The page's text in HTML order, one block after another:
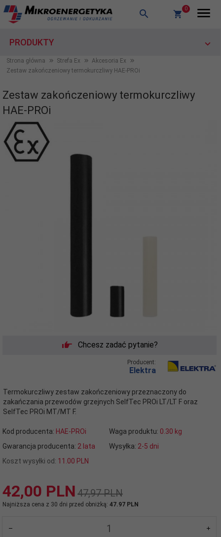
0
PRODUKTY
Strona główna Strefa Ex
Akcesoria Ex
Zestaw zakończeniowy termokurczliwy HAE-PROi
Zestaw zakończeniowy termokurczliwy
HAE-PROi
Chcesz zadać pytanie?
Producent:
Elektra
Termokurczliwy zestaw zakończeniowy przeznaczony do
zakańczania przewodów grzejnych SelfTec PROi LT/LT F oraz
SelfTec PROi MT/MT F.
Kod producenta: HAE-PROi Waga produktu: 0.30 kg
Gwarancja producenta: 2 lata Wysyłka: 2-5 dni
Koszt wysyłki od: 11.00 PLN
42,00 PLN 47,97 PLN
Najniższa cena z 30 dni przed obniżką: 47.97 PLN